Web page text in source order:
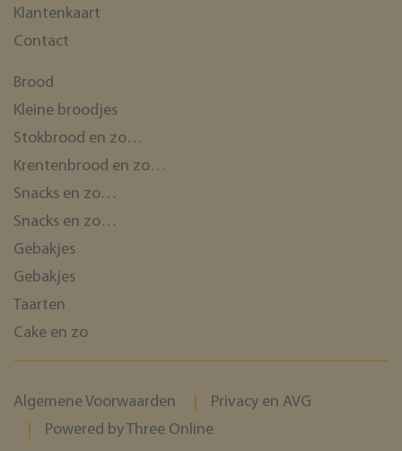
Klantenkaart
Contact
Brood
Kleine broodjes
Stokbrood en zo…
Krentenbrood en zo…
Snacks en zo…
Snacks en zo…
Gebakjes
Gebakjes
Taarten
Cake en zo
Algemene Voorwaarden
Privacy en AVG
Powered by Three Online